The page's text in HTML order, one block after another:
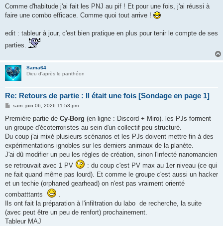
Comme d'habitude j'ai fait les PNJ au pif ! Et pour une fois, j'ai réussi à
faire une combo efficace. Comme quoi tout arrive !
edit : tableur à jour, c'est bien pratique en plus pour tenir le compte de ses
parties.
Sama64
Dieu d'après le panthéon
Re: Retours de partie : Il était une fois [Sondage en page 1]
M
s
a
g
sam. juin 06, 2026 11:53 pm
Première partie de Cy-Borg (en ligne : Discord + Miro). les PJs forment
un groupe d'écoterroristes au sein d'un collectif peu structuré.
Du coup j'ai mixé plusieurs scénarios et les PJs doivent mettre fin à des
expérimentations ignobles sur les derniers animaux de la planète.
J'ai dû modifier un peu les règles de création, sinon l'infecté nanomancien
se retrouvait avec 1 PV
: du coup c'est PV max au 1er niveau (ce qui
ne fait quand même pas lourd). Et comme le groupe c'est aussi un hacker
et un techie (orphaned gearhead) on n'est pas vraiment orienté
combatttants
Ils ont fait la préparation à l'infiltration du labo de recherche, la suite
(avec peut être un peu de renfort) prochainement.
Tableur MAJ